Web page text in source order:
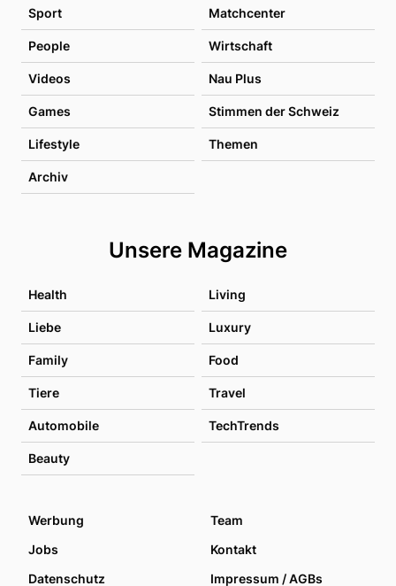
Sport Matchcenter
People Wirtschaft
Videos Nau Plus
Games Stimmen der Schweiz
Lifestyle Themen
Archiv
Unsere Magazine
Health Living
Liebe Luxury
Family Food
Tiere Travel
Automobile TechTrends
Beauty
Werbung
Team
Jobs
Kontakt
Datenschutz
Impressum / AGBs